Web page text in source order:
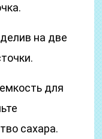
на две
для
сахара.